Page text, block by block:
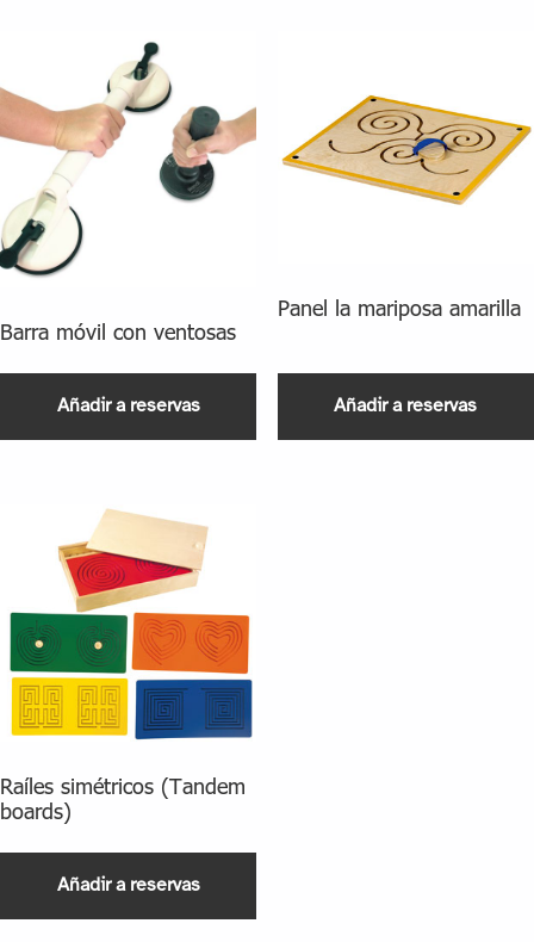
Barra móvil con ventosas
Añadir a reservas
Panel la mariposa amarilla
Añadir a reservas
Raíles simétricos (Tandem
boards)
Añadir a reservas